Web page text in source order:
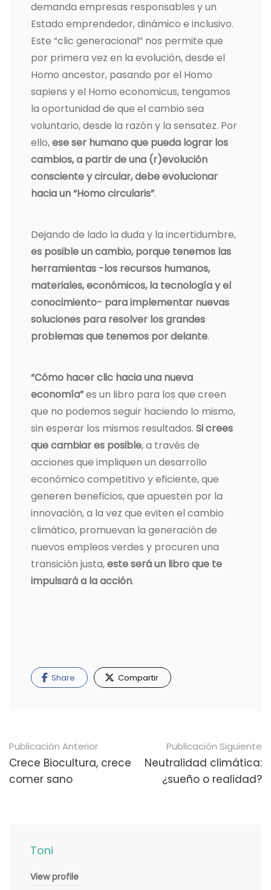
demanda empresas responsables y un
Estado emprendedor, dinámico e inclusivo.
Este “clic generacional” nos permite que
por primera vez en la evolución, desde el
Homo ancestor, pasando por el Homo
sapiens y el Homo economicus, tengamos
la oportunidad de que el cambio sea
voluntario, desde la razón y la sensatez. Por
ello,ese ser humano que pueda lograr los
cambios, a partir de una (r)evolución
consciente y circular, debe evolucionar
hacia un “Homo circularis”.
Dejando de lado la duda y la incertidumbre,
es posible un cambio, porque tenemos las
herramientas -los recursos humanos,
materiales, económicos, la tecnología y el
conocimiento- para implementar nuevas
soluciones para resolver los grandes
problemas que tenemos por delante.
“Cómo hacer clic hacia una nueva
economía”es un libro para los que creen
que no podemos seguir haciendo lo mismo,
sin esperar los mismos resultados. Si crees
que cambiar es posible, a través de
acciones que impliquen un desarrollo
económico competitivo y eficiente, que
generen beneficios, que apuesten por la
innovación, a la vez que eviten el cambio
climático, promuevan la generación de
nuevos empleos verdes y procuren una
transición justa,este será un libro que te
impulsará a la acción.
Share Compartir
Navegación
de
publicaciones
Publicación Anterior
Crece Biocultura, crece
comer sano
Publicación Siguiente
Neutralidad climática:
¿sueño o realidad?
Toni
View profile